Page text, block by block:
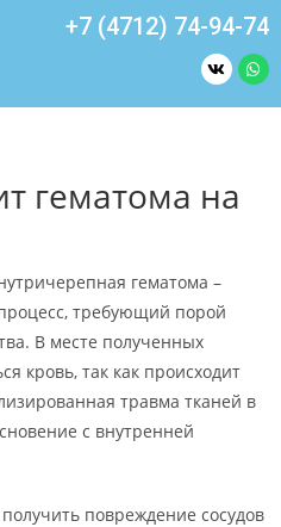
+7 (4712) 74-94-74
гематома на
гематома –
требующий порой
В месте полученных
кровь, так как происходит
травма тканей в
с внутренней
повреждение сосудов